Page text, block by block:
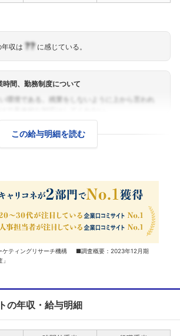
年収は ??に感じている。
時間、勤務制度について
この給与明細を読む
ケティングリサーチ機構 ■調査概要：2023年12月期
の年収・給与明細